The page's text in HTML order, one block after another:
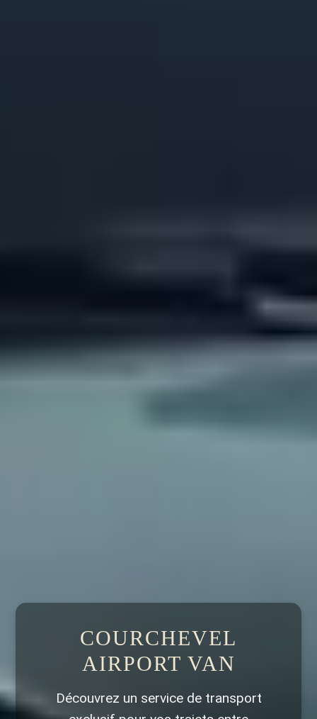
COURCHEVEL
AIRPORT VAN
Découvrez un service de transport